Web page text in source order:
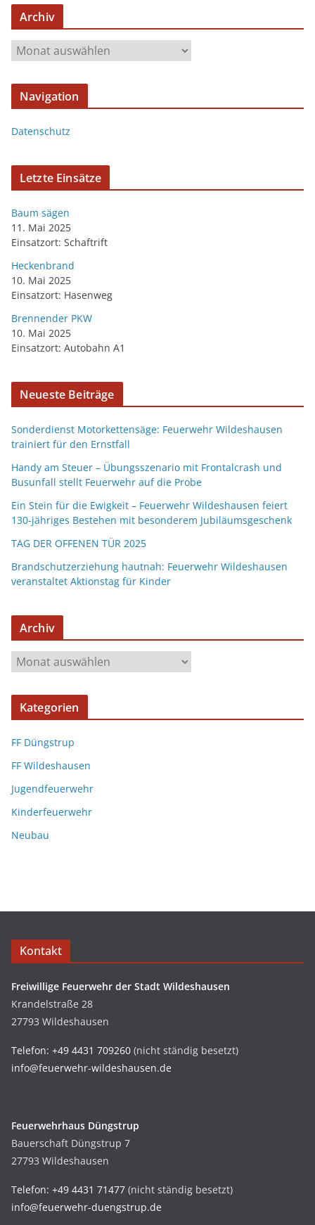
Archiv
Navigation
Datenschutz
Letzte Einsätze
Baum sägen
11. Mai 2025
Einsatzort: Schaftrift
Heckenbrand
10. Mai 2025
Einsatzort: Hasenweg
Brennender PKW
10. Mai 2025
Einsatzort: Autobahn A1
Neueste Beiträge
Sonderdienst Motorkettensäge: Feuerwehr Wildeshausen
trainiert für den Ernstfall
Handy am Steuer – Übungsszenario mit Frontalcrash und
Busunfall stellt Feuerwehr auf die Probe
Ein Stein für die Ewigkeit – Feuerwehr Wildeshausen feiert
130-jähriges Bestehen mit besonderem Jubiläumsgeschenk
TAG DER OFFENEN TÜR 2025
Brandschutzerziehung hautnah: Feuerwehr Wildeshausen
veranstaltet Aktionstag für Kinder
Archiv
Kategorien
FF Düngstrup
FF Wildeshausen
Jugendfeuerwehr
Kinderfeuerwehr
Neubau
Kontakt
Freiwillige Feuerwehr der Stadt Wildeshausen
Krandelstraße 28
27793 Wildeshausen
Telefon: +49 4431 709260 (nicht ständig besetzt)
info@feuerwehr-wildeshausen.de
Feuerwehrhaus Düngstrup
Bauerschaft Düngstrup 7
27793 Wildeshausen
Telefon: +49 4431 71477 (nicht ständig besetzt)
info@feuerwehr-duengstrup.de